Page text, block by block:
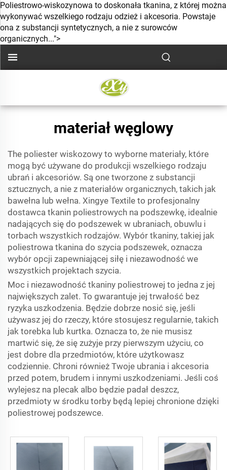
Poliestrowo-wiskozynowa to doskonała tkanina, z której można
wykonywać wszelkiego rodzaju odzież i akcesoria. Powstaje
ona z substancji syntetycznych, a nie z surowców
organicznych...">
materiał węglowy
The poliester wiskozowy to wyborne materiały, które
mogą być używane do produkcji wszelkiego rodzaju
ubrań i akcesoriów. Są one tworzone z substancji
sztucznych, a nie z materiałów organicznych, takich jak
bawełna lub wełna. Xingye Textile to profesjonalny
dostawca tkanin poliestrowych na podszewkę, idealnie
nadających się do podszewek w ubraniach, obuwlu i
torbach wszystkich rodzajów. Wybór tkaniny, takiej jak
poliestrowa tkanina do szycia podszewek, oznacza
wybór opcji zapewniającej siłę i niezawodność we
wszystkich projektach szycia.
Moc i niezawodność tkaniny poliestrowej to jedna z jej
największych zalet. To gwarantuje jej trwałość bez
ryzyka uszkodzenia. Będzie dobrze nosić się, jeśli
używasz jej do rzeczy, które stosujesz regularnie, takich
jak torebka lub kurtka. Oznacza to, że nie musisz
martwić się, że się zużyje przy pierwszym użyciu, co
jest dobre dla przedmiotów, które użytkowasz
codziennie. Chroni również Twoje ubrania i akcesoria
przed potem, brudem i innymi uszkodzeniami. Jeśli coś
wylejesz na plecak albo będzie padał deszcz,
przedmioty w środku torby będą lepiej chronione dzięki
poliestrowej podszewce.